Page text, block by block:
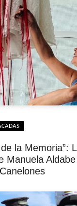
la Memoria”:
Manuela